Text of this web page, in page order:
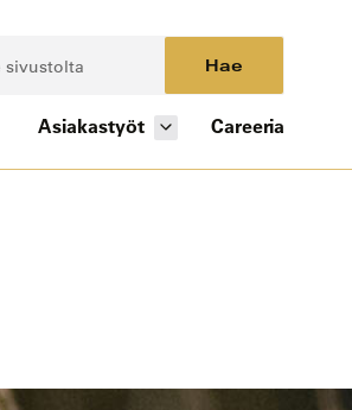
Hae
Asiakastyöt Careeria